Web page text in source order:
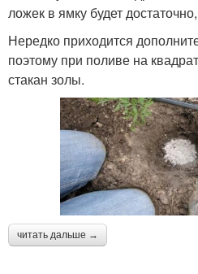
ложек в ямку будет
Нередко приходится
поэтому при поливе на
стакан золы.
читать дальше →